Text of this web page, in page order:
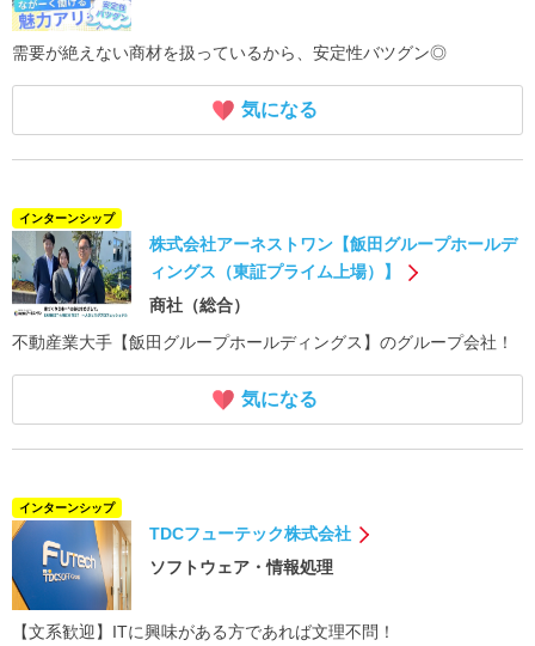
需要が絶えない商材を扱っているから、安定性バツグン◎
気になる
インターンシップ
株式会社アーネストワン【飯田グループホールデ
ィングス（東証プライム上場）】
商社（総合）
不動産業大手【飯田グループホールディングス】のグループ会社！
気になる
インターンシップ
TDCフューテック株式会社
ソフトウェア・情報処理
【文系歓迎】ITに興味がある方であれば文理不問！